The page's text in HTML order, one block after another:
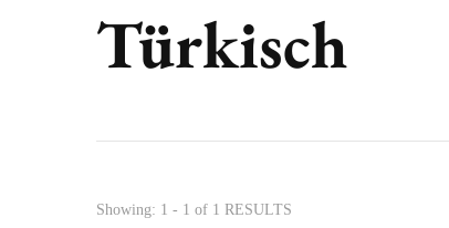
Türkisch
Showing: 1 - 1 of 1 RESULTS